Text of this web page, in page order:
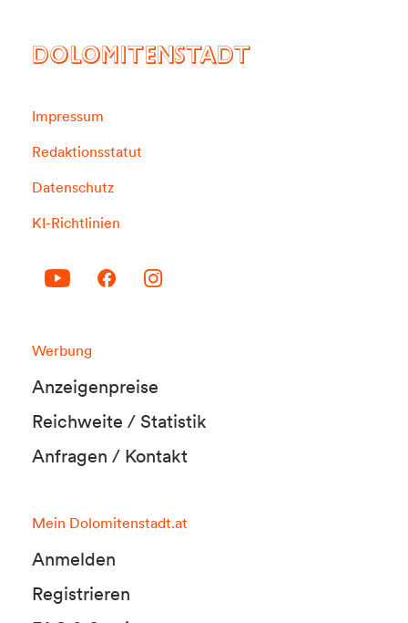
DOLOMITENSTADT
Impressum
Redaktionsstatut
Datenschutz
KI-Richtlinien
Werbung
Anzeigenpreise
Reichweite / Statistik
Anfragen / Kontakt
Mein Dolomitenstadt.at
Anmelden
Registrieren